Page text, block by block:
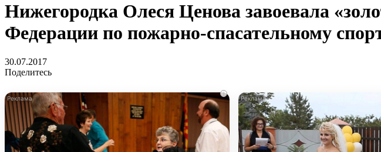
Нижегородка Олеся Ценова завоевала
Федерации по пожарно-спасательному
30.07.2017
Поделитесь
i